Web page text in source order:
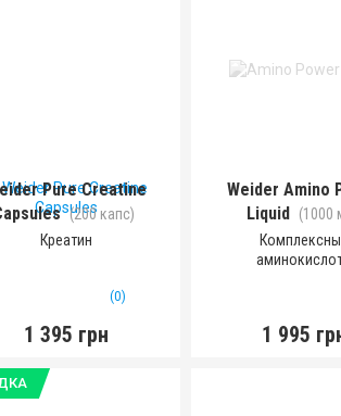
Pure Creatine
(200 капс)
Креатин
(0)
1 395 грн
Weider Amino
Liquid (1000
1 995